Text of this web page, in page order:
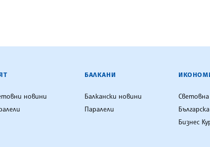
АГЕНЦИЯ
новини
БАЛКАНИ
Балкански новини
Паралели
Бизнес